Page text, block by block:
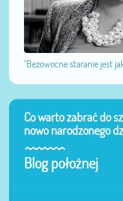
"Bezowocne staranie jest
Co warto zabrać do
nowo narodzonego
Blog położnej